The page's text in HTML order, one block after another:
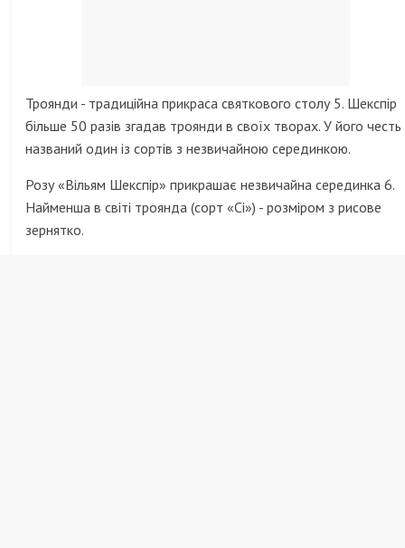
Троянди - традиційна прикраса святкового столу 5. Шекспір ​​
більше 50 разів згадав троянди в своїх творах. У його честь
названий один із сортів з незвичайною серединкою.
Розу «Вільям Шекспір» прикрашає незвичайна серединка 6.
Найменша в світі троянда (сорт «Сі») - розміром з рисове
зернятко.